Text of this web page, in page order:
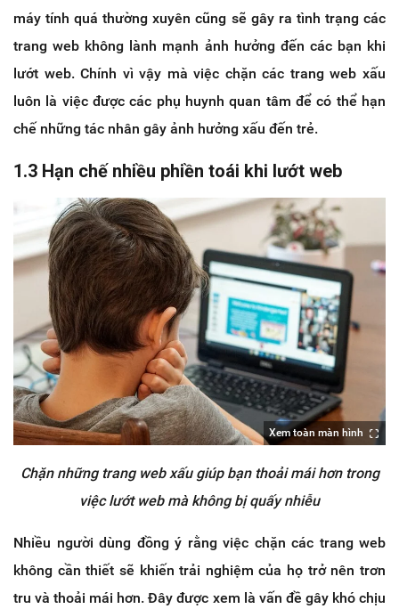
máy tính quá thường xuyên cũng sẽ gây ra tình trạng các
trang web không lành mạnh ảnh hưởng đến các bạn khi
lướt web. Chính vì vậy mà việc chặn các trang web xấu
luôn là việc được các phụ huynh quan tâm để có thể hạn
chế những tác nhân gây ảnh hưởng xấu đến trẻ.
1.3 Hạn chế nhiều phiền toái khi lướt web
Xem toàn màn hình
Chặn những trang web xấu giúp bạn thoải mái hơn trong
việc lướt web mà không bị quấy nhiễu
Nhiều người dùng đồng ý rằng việc chặn các trang web
không cần thiết sẽ khiến trải nghiệm của họ trở nên trơn
tru và thoải mái hơn. Đây được xem là vấn đề gây khó chịu